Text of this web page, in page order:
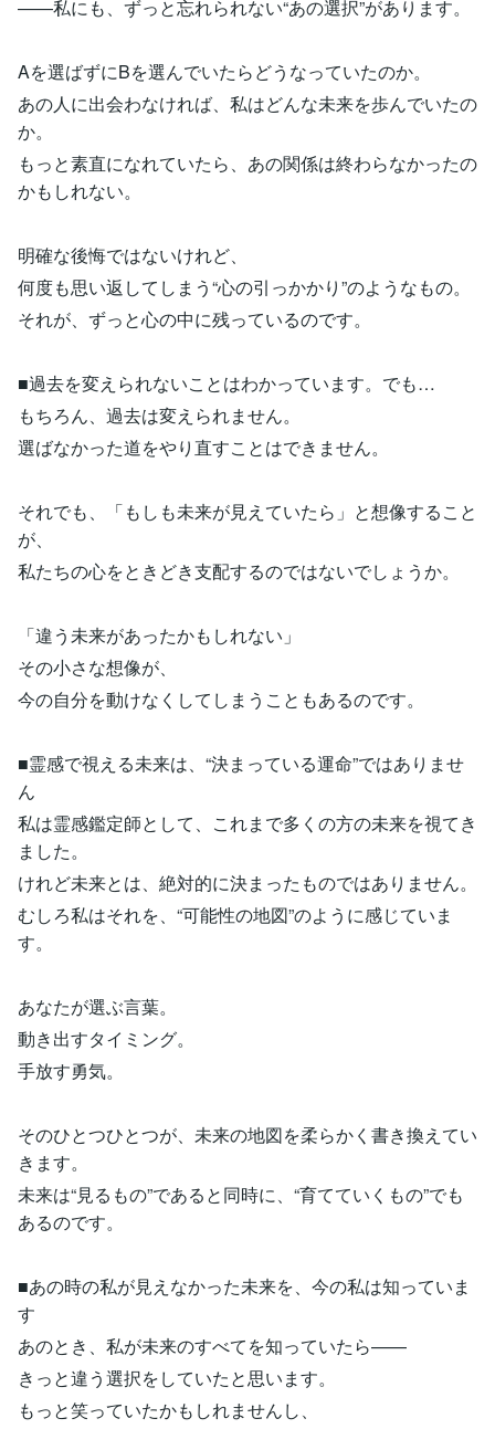
——私にも、ずっと忘れられない“あの選択”があります。
Aを選ばずにBを選んでいたらどうなっていたのか。
あの人に出会わなければ、私はどんな未来を歩んでいたの
か。
もっと素直になれていたら、あの関係は終わらなかったの
かもしれない。
明確な後悔ではないけれど、
何度も思い返してしまう“心の引っかかり”のようなもの。
それが、ずっと心の中に残っているのです。
■過去を変えられないことはわかっています。でも…
もちろん、過去は変えられません。
選ばなかった道をやり直すことはできません。
それでも、「もしも未来が見えていたら」と想像すること
が、
私たちの心をときどき支配するのではないでしょうか。
「違う未来があったかもしれない」
その小さな想像が、
今の自分を動けなくしてしまうこともあるのです。
■霊感で視える未来は、“決まっている運命”ではありませ
ん
私は霊感鑑定師として、これまで多くの方の未来を視てき
ました。
けれど未来とは、絶対的に決まったものではありません。
むしろ私はそれを、“可能性の地図”のように感じていま
す。
あなたが選ぶ言葉。
動き出すタイミング。
手放す勇気。
そのひとつひとつが、未来の地図を柔らかく書き換えてい
きます。
未来は“見るもの”であると同時に、“育てていくもの”でも
あるのです。
■あの時の私が見えなかった未来を、今の私は知っていま
す
あのとき、私が未来のすべてを知っていたら——
きっと違う選択をしていたと思います。
もっと笑っていたかもしれませんし、